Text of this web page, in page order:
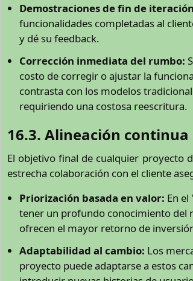
Demostraciones de fin de
funcionalidades completadas al
y dé su feedback.
Corrección inmediata del rumbo:
costo de corregir o ajustar la
contrasta con los modelos
requiriendo una costosa reescritura.
16.3. Alineación
El objetivo final de cualquier proyecto
estrecha colaboración con el cliente
Priorización basada en valor: En
tener un profundo conocimiento del
ofrecen el mayor retorno de
Adaptabilidad al cambio: Los
proyecto puede adaptarse a estos